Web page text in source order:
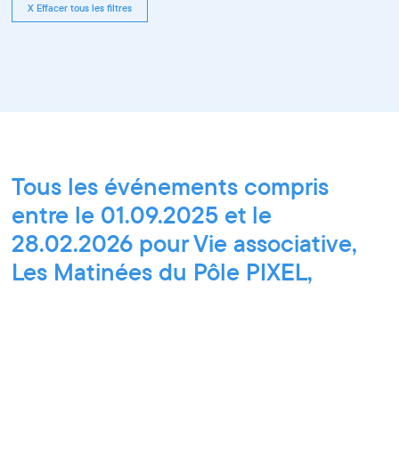
X Effacer tous les filtres
Tous les événements compris
entre le 01.09.2025 et le
28.02.2026 pour Vie associative,
Les Matinées du Pôle PIXEL,